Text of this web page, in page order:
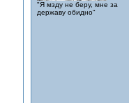
"Я мзду не беру, мне за
державу обидно"